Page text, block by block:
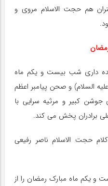
هم حجت الاسلام مروی و
داری شب بیست و یکم ماه
السلام) و صحن پیامبر اعظم
جوشن کبیر و مرثیه سرایی با
برادران پخش می کند.
حجت الاسلام ناصر رفیعی
یکم ماه مبارک رمضان را از